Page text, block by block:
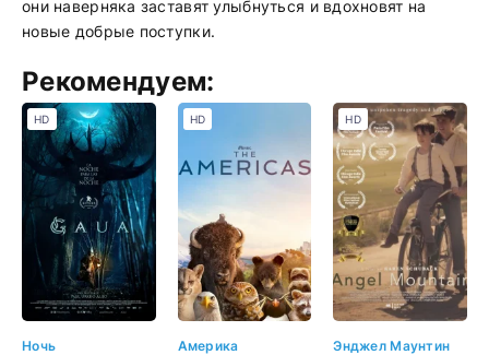
они наверняка заставят улыбнуться и вдохновят на
новые добрые поступки.
Рекомендуем:
Ночь
HD
Америка
HD
Энджел Маунтин
HD